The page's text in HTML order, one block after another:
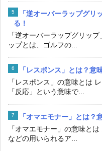
「逆オーバーラップグリ
る！
「逆オーバーラップグリッ
ップとは、ゴルフの...
「レスポンス」とは？意
「レスポンス」の意味とは
「反応」という意味で...
「オマエモナー」とは？
「オマエモナー」の意味と
などの用いられるア...